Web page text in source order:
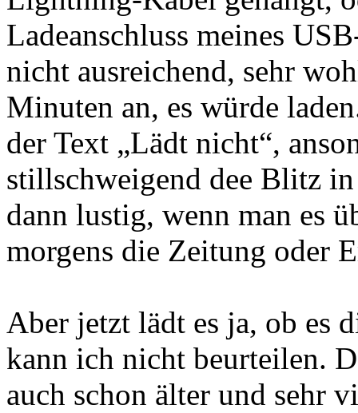
Ladeanschluss meines
nicht ausreichend, sehr
Minuten an, es würde
der Text „Lädt nicht“,
stillschweigend dee Blitz
dann lustig, wenn man es
morgens die Zeitung oder
Aber jetzt lädt es ja, ob es
kann ich nicht beurteilen.
auch schon älter und sehr